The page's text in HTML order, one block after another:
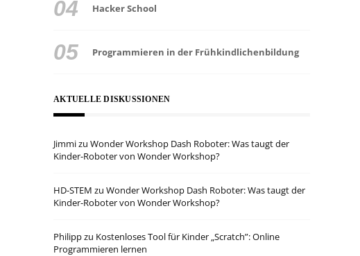
Hacker School
Programmieren in der Frühkindlichenbildung
AKTUELLE DISKUSSIONEN
Jimmizu Wonder Workshop Dash Roboter: Was taugt der
Kinder-Roboter von Wonder Workshop?
HD-STEM zu Wonder Workshop Dash Roboter: Was taugt der
Kinder-Roboter von Wonder Workshop?
Philippzu Kostenloses Tool für Kinder „Scratch”: Online
Programmieren lernen